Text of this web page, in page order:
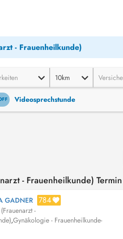
- Frauenheilkunde)
10km
Videosprechstunde
- Frauenheilkunde)
GADNER 784
-
,Gynäkologie - Frauenheilkunde-